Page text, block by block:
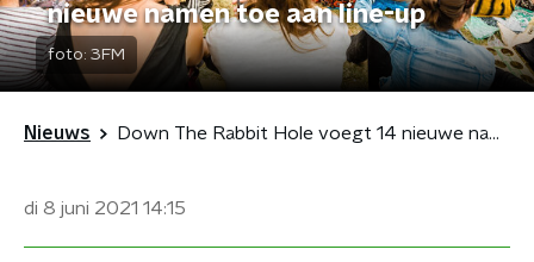
nieuwe namen toe aan line-up
foto: 3FM
Nieuws Down The Rabbit Hole voegt 14 nieuwe namen toe aan line-up
di 8 juni 2021 14:15